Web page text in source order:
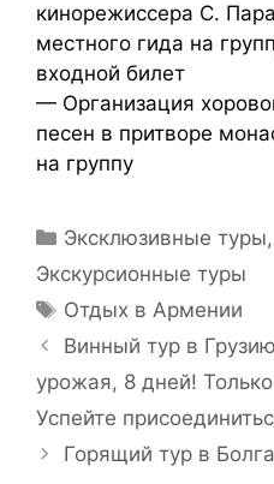
кинорежиссера С.
местного гида на
входной билет
— Организация
песен в притворе
на группу
Эксклюзивные
Экскурсионные туры
Отдых в Армении
Винный тур в
урожая, 8 дней!
Успейте
Горящий тур в